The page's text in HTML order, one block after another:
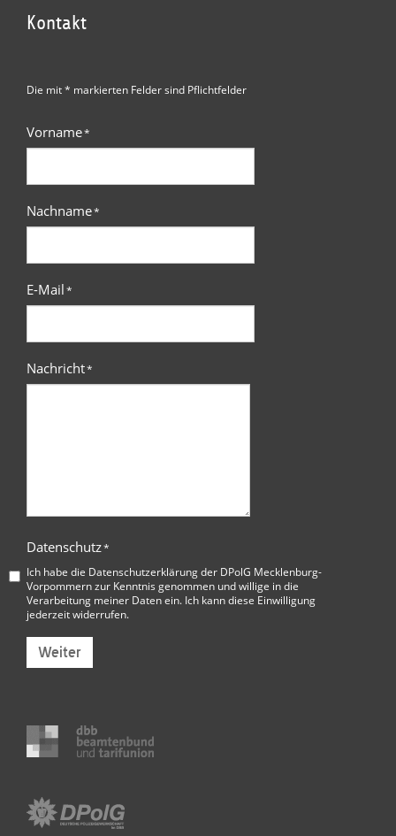
Kontakt
Die mit * markierten Felder sind Pflichtfelder
Vorname*
Nachname*
E-Mail*
Nachricht*
Datenschutz*
Ich habe die Datenschutzerklärung der DPolG Mecklenburg-
Vorpommernzur Kenntnis genommen und willige in die
Verarbeitung meiner Daten ein. Ich kann diese Einwilligung
jederzeit widerrufen.
Weiter